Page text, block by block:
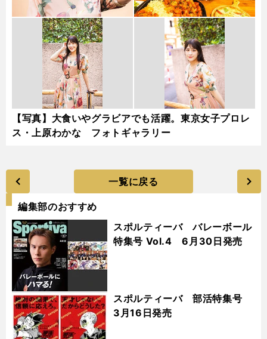
【写真】大食いやグラビアでも活躍。東京女子プロレ
ス・上原わかな フォトギャラリー
一覧に戻る
編集部のおすすめ
スポルティーバ バレーボール
特集号 Vol.4 6月30日発売
スポルティーバ 部活特集号
3月16日発売